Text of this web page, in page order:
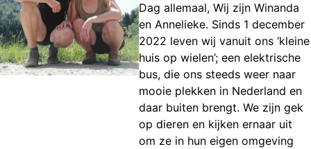
Dag allemaal, Wij zijn Winanda
en Annelieke. Sinds 1 december
2022 leven wij vanuit ons ‘kleine
huis op wielen’; een elektrische
bus, die ons steeds weer naar
mooie plekken in Nederland en
daar buiten brengt. We zijn gek
op dieren en kijken ernaar uit
om ze in hun eigen omgeving